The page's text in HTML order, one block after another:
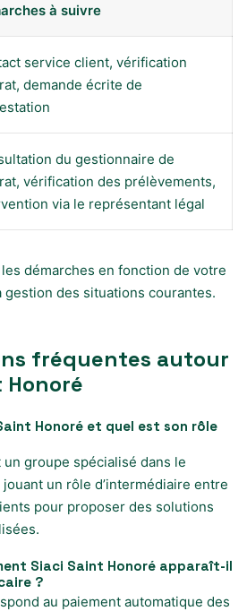
à suivre
service client, vérification
demande écrite de
du gestionnaire de
vérification des prélèvements,
via le représentant légal
démarches en fonction de votre
des situations courantes.
fréquentes autour
Honoré
Honoré et quel est son rôle
groupe spécialisé dans le
jouant un rôle d’intermédiaire entre
pour proposer des solutions
Siaci Saint Honoré apparaît-il
?
au paiement automatique des